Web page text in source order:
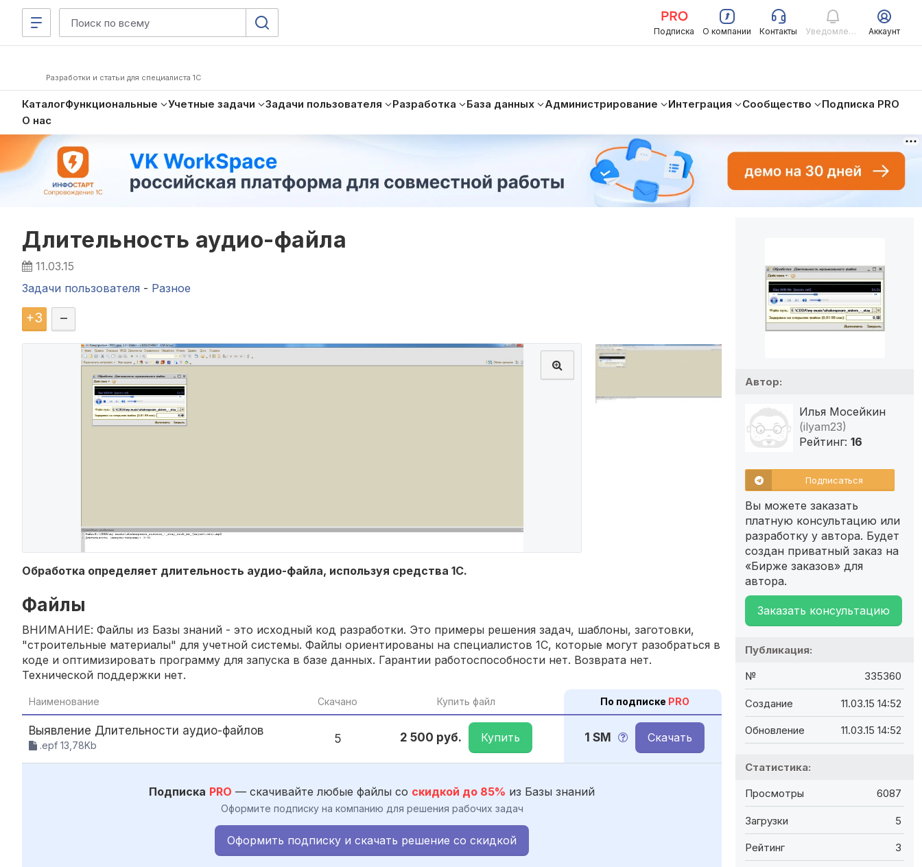
Подписка О компании Контакты Уведомления Аккаунт
Разработки и статьи для специалиста 1С
КаталогФункциональные Учетные задачи Задачи пользователя Разработка База данных Администрирование Интеграция Сообщество
Подписка PRO
О нас
Длительность аудио-файла
11.03.15
Задачи пользователя - Разное
+3 –
Обработка определяет длительность аудио-файла, используя средства 1С.
Файлы
ВНИМАНИЕ: Файлы из Базы знаний - это исходный код разработки. Это примеры решения задач, шаблоны, заготовки,
"строительные материалы" для учетной системы. Файлы ориентированы на специалистов 1С, которые могут разобраться в
коде и оптимизировать программу для запуска в базе данных. Гарантии работоспособности нет. Возврата нет.
Технической поддержки нет.
Наименование Скачано Купить файл По подписке PRO
Выявление Длительности аудио-файлов
.epf 13,78Kb 5 2 500 руб. Купить 1 SM Скачать
Подписка PRO — скачивайте любые файлы со скидкой до 85% из Базы знаний
Оформите подписку на компанию для решения рабочих задач
Оформить подписку и скачать решение со скидкой
Автор:
Илья Мосейкин
(ilyam23)
Рейтинг: 16
Подписаться
Вы можете заказать
платную консультацию или
разработку у автора. Будет
создан приватный заказ на
«Бирже заказов» для
автора.
Заказать консультацию
Публикация:
№ 335360
Создание 11.03.15 14:52
Обновление 11.03.15 14:52
Статистика:
Просмотры 6087
Загрузки 5
Рейтинг 3